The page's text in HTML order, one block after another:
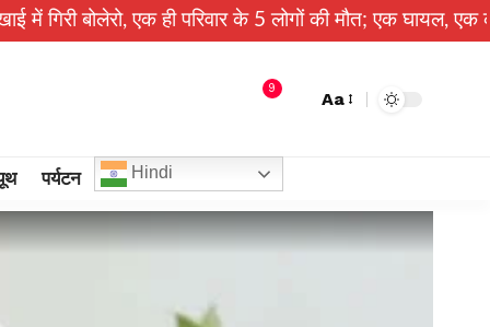
ही परिवार के 5 लोगों की मौत; एक घायल, एक की तलाश जारी
9
Aa
पर्यटन Hindi